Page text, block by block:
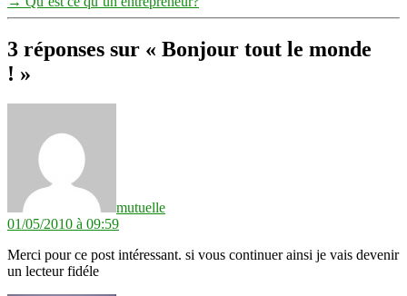
3 réponses sur « Bonjour tout le monde
! »
mutuelle
01/05/2010 à 09:59
Merci pour ce post intéressant. si vous continuer ainsi je vais devenir
un lecteur fidéle